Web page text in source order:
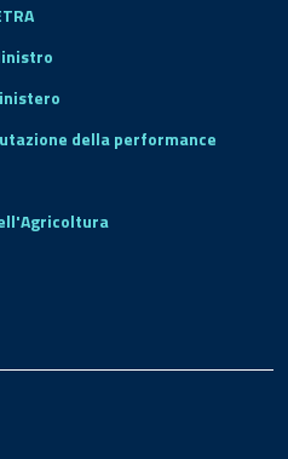
della performance